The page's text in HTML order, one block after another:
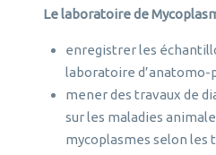
Le laboratoire de
enregistrer les
laboratoire d’anatomo-
mener des travaux de
sur les maladies
mycoplasmes selon les